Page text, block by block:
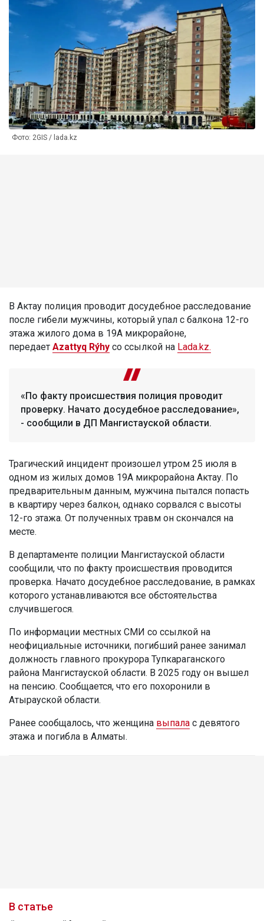
Фото: 2GIS / lada.kz
В Актау полиция проводит досудебное расследование
после гибели мужчины, который упал с балкона 12-го
этажа жилого дома в 19А микрорайоне,
передает Azattyq Rýhy со ссылкой на Lada.kz.
«По факту происшествия полиция проводит
проверку. Начато досудебное расследование»,
- сообщили в ДП Мангистауской области.
Трагический инцидент произошел утром 25 июля в
одном из жилых домов 19А микрорайона Актау. По
предварительным данным, мужчина пытался попасть
в квартиру через балкон, однако сорвался с высоты
12-го этажа. От полученных травм он скончался на
месте.
В департаменте полиции Мангистауской области
сообщили, что по факту происшествия проводится
проверка. Начато досудебное расследование, в рамках
которого устанавливаются все обстоятельства
случившегося.
По информации местных СМИ со ссылкой на
неофициальные источники, погибший ранее занимал
должность главного прокурора Тупкараганского
района Мангистауской области. В 2025 году он вышел
на пенсию. Сообщается, что его похоронили в
Атырауской области.
Ранее сообщалось, что женщина выпала с девятого
этажа и погибла в Алматы.
В статье